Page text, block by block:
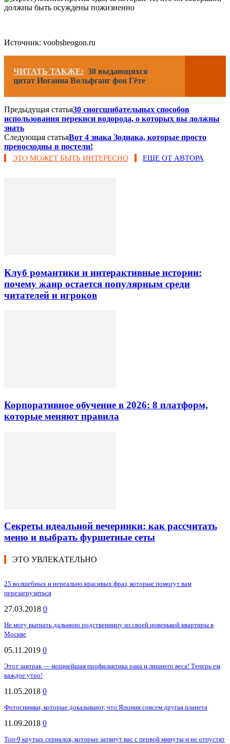
Источник: voobsheogon.ru
ЧИТАТЬ ТАКЖЕ: 30 выдающихся
цитат Иоганна Вольфганг фон Гёте
Предыдущая статья30 сногсшибательных способов
использования перекиси водорода, о которых вы должны
знать
Следующая статьяВот 4 знака Зодиака, которые просто
превосходны в постели!
ЭТО МОЖЕТ БЫТЬ ИНТЕРЕСНО ЕЩЕ ОТ АВТОРА
Клуб романтики и интерактивные истории:
почему жанр остается популярным среди
читателей и игроков
Корпоративное обучение в 2026: 8 платформ,
которые меняют правила
Секреты идеальной вечеринки: как рассчитать
меню и выбрать фуршетные сеты
ЭТО УВЛЕКАТЕЛЬНО
25 волшебных и нереально красивых фраз, которые помогут вам
перезагрузиться
27.03.2018 0
Не могу выгнать дальнюю родственницу из своей новенькой квартиры в
Москве
05.11.2019 0
Этот завтрак — мощнейшая профилактика рака и лишнего веса! Теперь ем
каждое утро!
11.05.2018 0
Фотоснимки, которые доказывают, что Япония совсем другая планета
11.09.2018 0
Топ-9 крутых сериалов, которые затянут вас с первой минуты и не отпустят